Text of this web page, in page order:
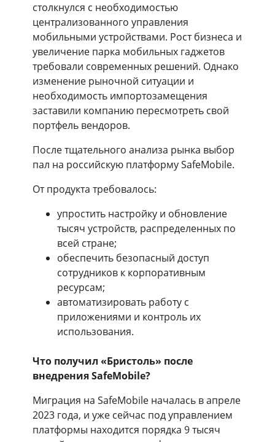
столкнулся с необходимостью
централизованного управления
мобильными устройствами. Рост бизнеса и
увеличение парка мобильных гаджетов
требовали современных решений. Однако
изменение рыночной ситуации и
необходимость импортозамещения
заставили компанию пересмотреть свой
портфель вендоров.
После тщательного анализа рынка выбор
пал на российскую платформу SafeMobile.
От продукта требовалось:
упростить настройку и обновление
тысяч устройств, распределенных по
всей стране;
обеспечить безопасный доступ
сотрудников к корпоративным
ресурсам;
автоматизировать работу с
приложениями и контроль их
использования.
Что получил «Бристоль» после
внедрения SafeMobile?
Миграция на SafeMobile началась в апреле
2023 года, и уже сейчас под управлением
платформы находится порядка 9 тысяч